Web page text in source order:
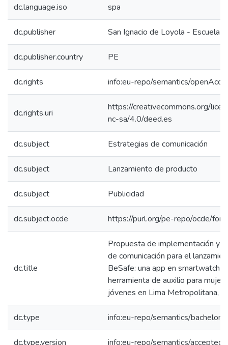
dc.language.iso spa
dc.publisher San Ignacio de Loyola - Escuela
dc.publisher.country PE
dc.rights info:eu-repo/semantics/
dc.rights.uri
https://creativecommons.org/
nc-sa/4.0/deed.es
dc.subject Estrategias de comunicación
dc.subject Lanzamiento de producto
dc.subject Publicidad
dc.subject.ocde https://purl.org/pe-repo/ocde/
dc.title
Propuesta de implementación y
de comunicación para el
BeSafe: una app en smartwatch
herramienta de auxilio para
jóvenes en Lima Metropolitana,
dc.type info:eu-repo/semantics/
dc.type.version info:eu-repo/semantics/